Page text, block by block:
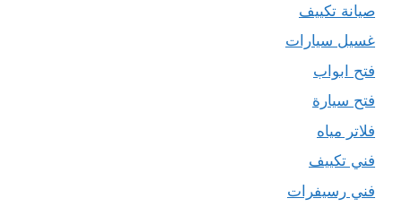
صيانة تكييف
غسيل سيارات
فتح ابواب
فتح سيارة
فلاتر مياه
فني تكييف
فني رسيفرات